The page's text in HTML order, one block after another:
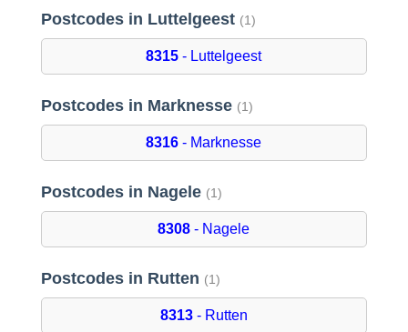
Postcodes in Luttelgeest (1)
8315 - Luttelgeest
Postcodes in Marknesse (1)
8316 - Marknesse
Postcodes in Nagele (1)
8308 - Nagele
Postcodes in Rutten (1)
8313- Rutten